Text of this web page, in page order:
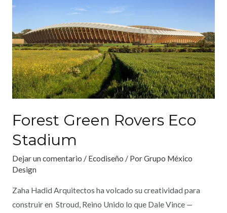
Forest Green Rovers Eco
Stadium
Dejar un comentario / Ecodiseño / PorGrupo México
Design
Zaha Hadid Arquitectos ha volcado su creatividad para
construir en Stroud, Reino Unido lo que Dale Vince —